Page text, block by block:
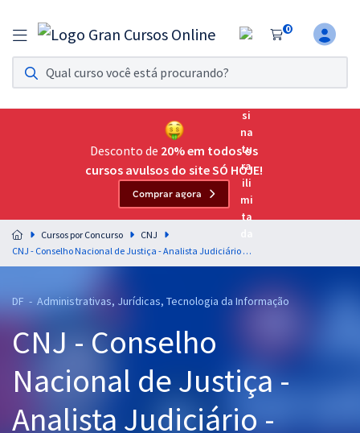
0
Assinatura Ilimitada 11
Acesso a todos os cursos. Teste grátis por 7 dias!
Assinatura OAB Até Passar
Acesso ilimitado a toda preparação para o Exame da
Residências Multiprofissionais
Preparação completa e intensiva para as principais
residências em saúde do Brasil
Cursos 20% OFF
Pós
Graduação
Desconto de 20% em todos os
cursos avulsos do site SÓ HOJE!
Comprar agora
Cursos por Concurso
CNJ
CNJ - Conselho Nacional de Justiça - Analista Judiciário - Área: Administrativa
DF - Administrativas, Jurídicas, Tecnologia da Informação
CNJ - Conselho
Nacional de Justiça -
Analista Judiciário -